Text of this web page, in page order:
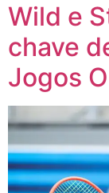
Wild e
chave
Jogos